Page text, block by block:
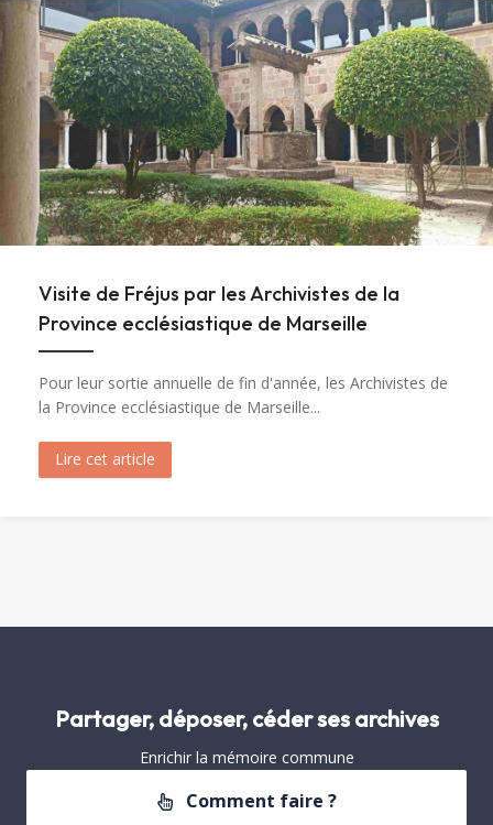
Visite de Fréjus par les Archivistes de la
Province ecclésiastique de Marseille
Pour leur sortie annuelle de fin d'année, les Archivistes de
la Province ecclésiastique de Marseille...
Lire cet article
Partager, déposer, céder ses archives
Enrichir la mémoire commune
Comment faire ?